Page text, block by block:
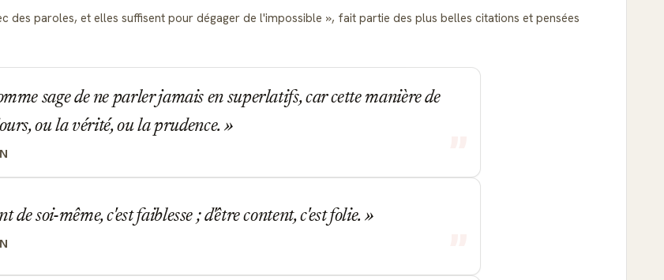
des paroles, et elles suffisent pour dégager de l'impossible
, fait partie des plus belles citations et pensées
sage de ne parler jamais en superlatifs, car cette manière de
ou la vérité, ou la prudence.
de soi-même, c'est faiblesse ; d'être content, c'est folie.